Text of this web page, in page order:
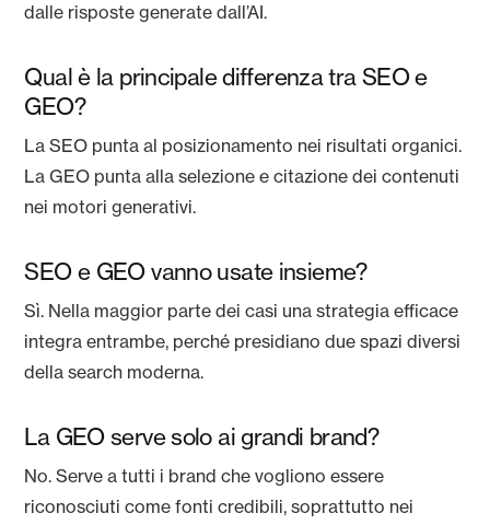
dalle risposte generate dall’AI.
Qual è la principale differenza tra SEO e
GEO?
La SEO punta al posizionamento nei risultati organici.
La GEO punta alla selezione e citazione dei contenuti
nei motori generativi.
SEO e GEO vanno usate insieme?
Sì. Nella maggior parte dei casi una strategia efficace
integra entrambe, perché presidiano due spazi diversi
della search moderna.
La GEO serve solo ai grandi brand?
No. Serve a tutti i brand che vogliono essere
riconosciuti come fonti credibili, soprattutto nei